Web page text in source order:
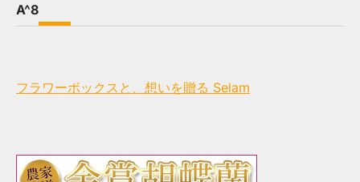
A^8
フラワーボックスと、想いを贈る Selam